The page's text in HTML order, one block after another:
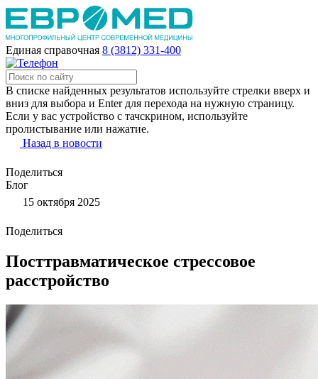
Единая справочная 8 (3812) 331-400
В списке найденных результатов используйте стрелки вверх и
вниз для выбора и Enter для перехода на нужную страницу.
Если у вас устройство с тачскрином, используйте
пролистывание или нажатие.
Назад в новости
Поделиться
Блог
15 октября 2025
Поделиться
Посттравматическое стрессовое
расстройство